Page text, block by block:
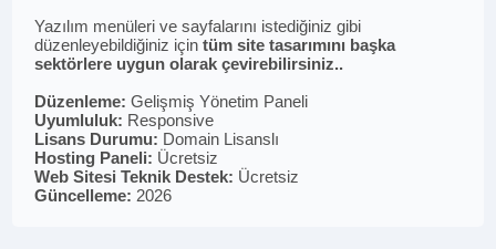
Yazılım menüleri ve sayfalarını istediğiniz gibi
düzenleyebildiğiniz içintüm site tasarımını başka
sektörlere uygun olarak çevirebilirsiniz..
Düzenleme:Gelişmiş Yönetim Paneli
Uyumluluk: Responsive
Lisans Durumu: Domain Lisanslı
Hosting Paneli: Ücretsiz
Web Sitesi Teknik Destek: Ücretsiz
Güncelleme: 2026